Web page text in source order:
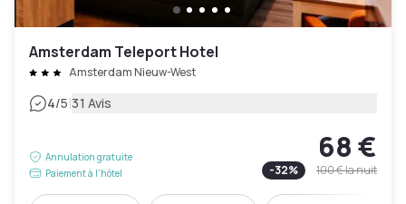
Amsterdam Teleport Hotel
Amsterdam Nieuw-West
4/5|31 Avis
Annulation gratuite
Paiement à l'hôtel
68 €
-32% 100 €la nuit